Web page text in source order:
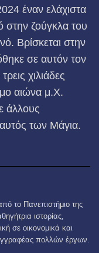
έναν ελάχιστα
στην ζούγκλα του
Βρίσκεται στην
σε αυτόν τον
χιλιάδες
αιώνα μ.Χ.
άλλους
των Μάγια.
το Πανεπιστήμιο της
ιστορίας,
σε οικονομικά και
πολλών έργων.